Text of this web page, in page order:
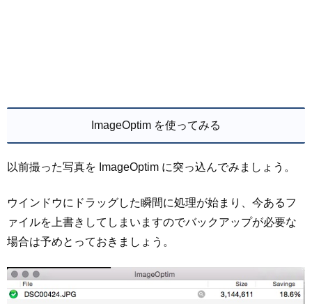
ImageOptim を使ってみる
以前撮った写真を ImageOptim に突っ込んでみましょう。
ウインドウにドラッグした瞬間に処理が始まり、今あるフ
ァイルを上書きしてしまいますのでバックアップが必要な
場合は予めとっておきましょう。